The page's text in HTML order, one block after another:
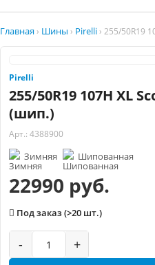
Главная › Шины › Pirelli › 255/50R19
Pirelli
255/50R19 107H XL
(шип.)
Арт.: 4388900
Зимняя Шипованная
22990 руб.
Под заказ (>20 шт.)
- +